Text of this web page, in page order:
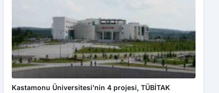
Kastamonu Üniversitesi’nin 4 projesi, TÜBİTAK